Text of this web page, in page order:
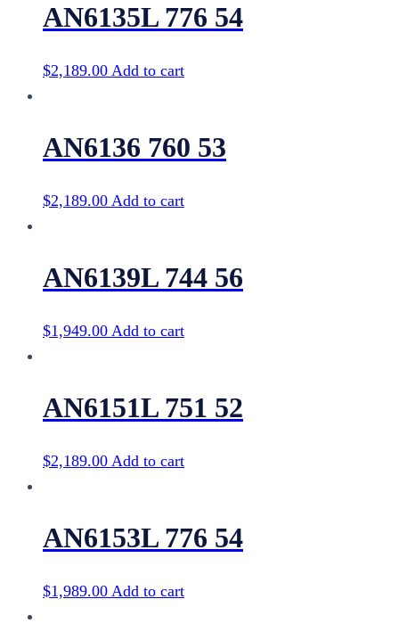
AN6135L 776 54
$2,189.00 Add to cart
AN6136 760 53
$2,189.00 Add to cart
AN6139L 744 56
$1,949.00 Add to cart
AN6151L 751 52
$2,189.00 Add to cart
AN6153L 776 54
$1,989.00 Add to cart